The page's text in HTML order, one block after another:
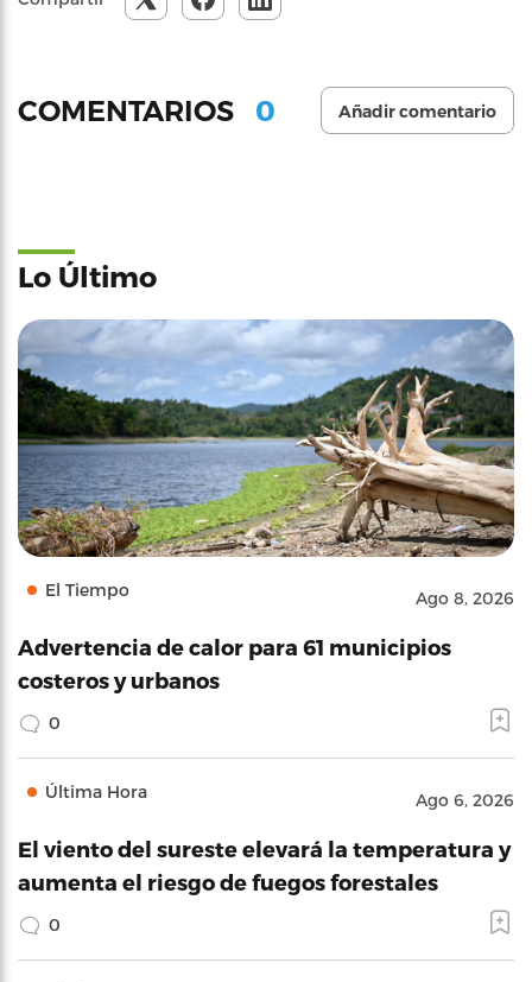
COMENTARIOS 0 Añadir comentario
Lo Último
El Tiempo Ago 8, 2026
Advertencia de calor para 61 municipios
costeros y urbanos
0
Última Hora Ago 6, 2026
El viento del sureste elevará la temperatura y
aumenta el riesgo de fuegos forestales
0